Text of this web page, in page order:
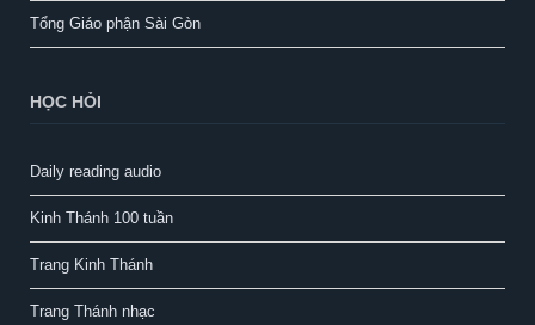
Tổng Giáo phận Sài Gòn
HỌC HỎI
Daily reading audio
Kinh Thánh 100 tuần
Trang Kinh Thánh
Trang Thánh nhạc